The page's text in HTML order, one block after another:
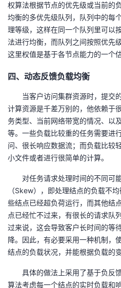
权算法根据节点的优先级或当前的
均衡的多优先级队列，队列中的每
理等级，这样在同一个队列里可以
法进行均衡，而队列之间按照优先
这里权值是基于各节点能力的一个估
四、动态反馈负载均衡
当客户访问集群资源时，提交
计算资源是千差万别的，他依赖于
务类型、当前网络带宽的情况、以
等。一些负载比较重的任务需要进
问、很长响应数据流；而负载比较
小文件或者进行很简单的计算。
对任务请求处理时间的不同可
（Skew），即处理结点的负载不
些结点已经超负荷运行，而其他结
点已经忙不过来，有很长的请求队
过来说，这会导致客户长时间的等
降。因此，有必要采用一种机制，
结点的负载状况，并能根据负载的
具体的做法上采用了基于负反
算法考虑每一个结点的实时负载和